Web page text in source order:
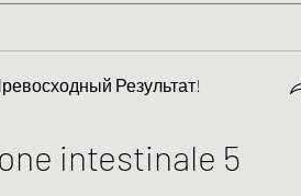
Результат!
intestinale 5